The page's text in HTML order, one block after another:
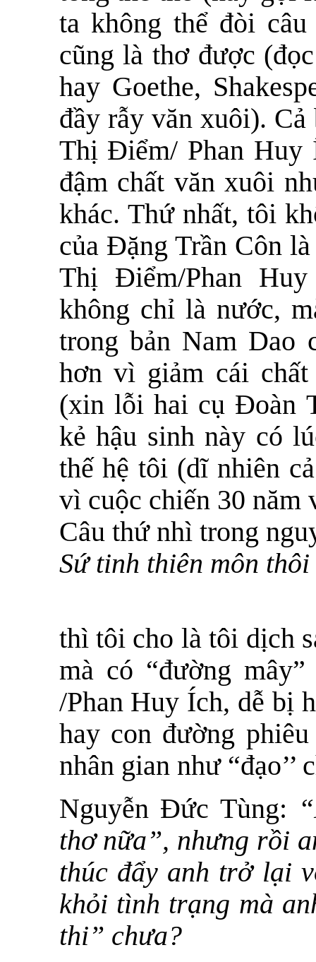
ta không thể đòi
cũng là thơ được
hay Goethe,
đầy rẫy văn xuôi).
Thị Điểm/ Phan Huy
đậm chất văn xuôi
khác. Thứ nhất, tôi
của Đặng Trần Côn
Thị Điểm/Phan
không chỉ là nước,
trong bản Nam Dao
hơn vì giảm cái chất
(xin lỗi hai cụ Đoàn
kẻ hậu sinh này có
thế hệ tôi (dĩ nhiên
vì cuộc chiến 30 năm
Câu thứ nhì trong
Sứ tinh thiên môn
thì tôi cho là tôi dịch
mà có “đường
/Phan Huy Ích, dễ bị
hay con đường
nhân gian như “đạo’’
Nguyễn Đức Tùng:
thơ nữa”, nhưng rồi
thúc đẩy anh trở lại
khỏi tình trạng mà
thi” chưa?